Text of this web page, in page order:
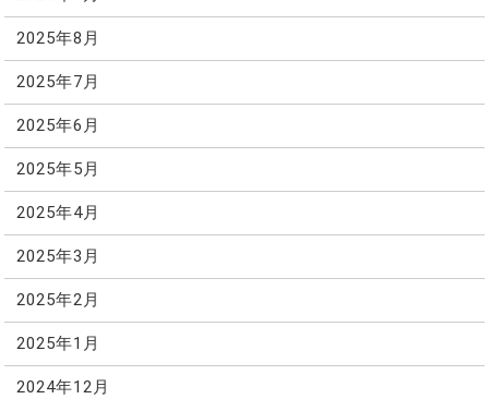
2025年8月
2025年7月
2025年6月
2025年5月
2025年4月
2025年3月
2025年2月
2025年1月
2024年12月